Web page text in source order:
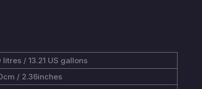
litres / 13.21 US gallons
/ 2.36inches